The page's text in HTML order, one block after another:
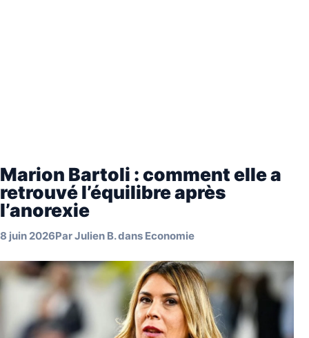
Marion Bartoli : comment elle a
retrouvé l’équilibre après
l’anorexie
8 juin 2026ParJulien B.dans Economie